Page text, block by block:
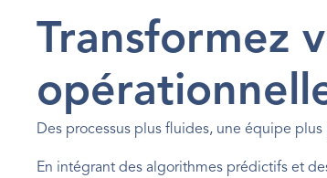
Transformez
Des processus plus fluides, une équipe plus
En intégrant des algorithmes prédictifs et